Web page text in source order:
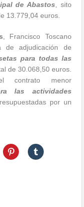
de Abastos , sito
13.779,04 euros.
, Francisco Toscano
de adjudicación de
para todas las
de 30.068,50 euros.
contrato menor
las actividades
por un